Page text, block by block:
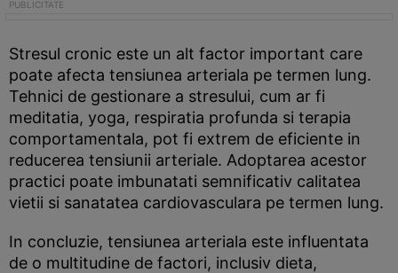
Stresul cronic este un alt factor important care
poate afecta tensiunea arteriala pe termen lung.
Tehnici de gestionare a stresului, cum ar fi
meditatia, yoga, respiratia profunda si terapia
comportamentala, pot fi extrem de eficiente in
reducerea tensiunii arteriale. Adoptarea acestor
practici poate imbunatati semnificativ calitatea
vietii si sanatatea cardiovasculara pe termen lung.
In concluzie, tensiunea arteriala este influentata
de o multitudine de factori, inclusiv dieta,